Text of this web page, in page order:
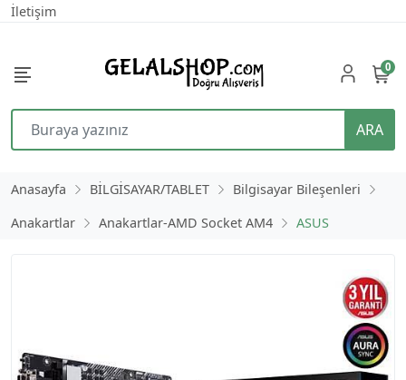
İletişim
ARA
0
Anasayfa BİLGİSAYAR/TABLET
Bilgisayar Bileşenleri
Anakartlar
Anakartlar-AMD Socket AM4 ASUS